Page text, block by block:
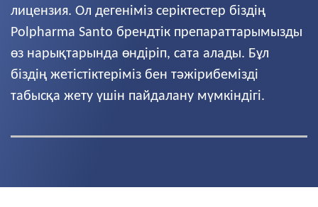
лицензия. Ол дегеніміз серіктестер біздің
Polpharma Santo брендтік препараттарымызды
өз нарықтарында өндіріп, сата алады. Бұл
біздің жетістіктеріміз бен тәжірибемізді
табысқа жету үшін пайдалану мүмкіндігі.